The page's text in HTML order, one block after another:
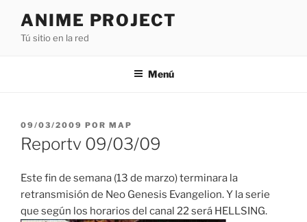
contenido
ANIME PROJECT
Tú sitio en la red
Menú
PUBLICADO
EL
09/03/2009 POR MAP
Reportv 09/03/09
Este fin de semana (13 de marzo) terminara la
retransmisión de Neo Genesis Evangelion. Y la serie
que según los horarios del canal 22 será HELLSING.